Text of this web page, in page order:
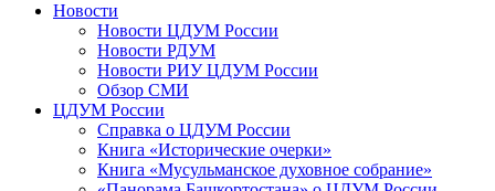
Новости
Новости ЦДУМ России
Новости РДУМ
Новости РИУ ЦДУМ России
Обзор СМИ
ЦДУМ России
Справка о ЦДУМ России
Книга «Исторические очерки»
Книга «Мусульманское духовное собрание»